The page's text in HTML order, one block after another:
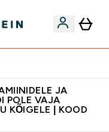
JA
POLE VAJA
KÕIGELE | KOOD